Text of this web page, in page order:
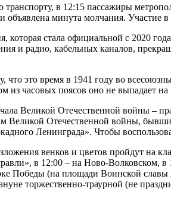
в 12:15 пассажиры
объявлена минута молчания.
которая стала официальной с 2020
и радио, кабельных каналов,
что это время в 1941 году во
из часовых поясов оно не выпадает
Великой Отечественной войны –
Великой Отечественной войны,
Ленинграда». Чтобы
венков и цветов пройдут на
в 12:00 – на Ново-Волковском,
Победы (на площади Воинской
торжественно-траурной (не